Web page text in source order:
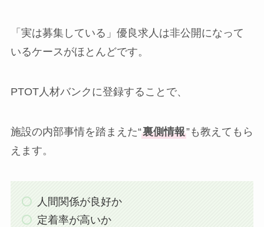
「実は募集している」優良求人は非公開になって
いるケースがほとんどです。
PTOT人材バンクに登録することで、
施設の内部事情を踏まえた“裏側情報”も教えてもら
えます。
人間関係が良好か
定着率が高いか